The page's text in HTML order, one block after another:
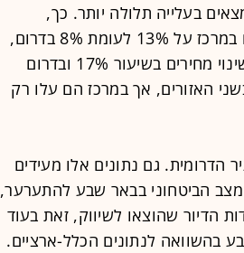
בעלייה תלולה יותר. כך,
ב-2009 עמד הממוצע השנתי של עליית המחירים במרכז על 13% לעומת 8% בדרום,
ב-2010 התמונה התאזנה כמעט - במרכז נרשם שינוי מחירים בשיעור 17% ובדרום
המחירים בשני האזורים, אך במרכז הם עלו רק
הדרומית. גם נתונים אלו מעידים
בשנת 2009, שבה החל המצב הביטחוני בבאר שבע להתערער,
הדיור שהוצאו לשיווק, זאת בעוד
בהשוואה לנתונים הכלל-ארציים.